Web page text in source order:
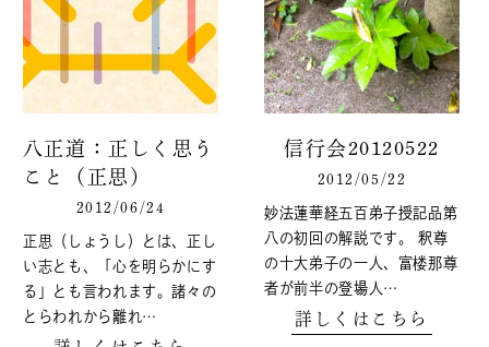
八正道：正しく思う
こと（正思）
2012/06/24
正思（しょうし）とは、正し
い志とも、「心を明らかにす
る」とも言われます。諸々の
とらわれから離れ…
信行会20120522
2012/05/22
妙法蓮華経五百弟子授記品第
八の初回の解説です。 釈尊
の十大弟子の一人、富楼那尊
者が前半の登場人…
詳しくはこちら